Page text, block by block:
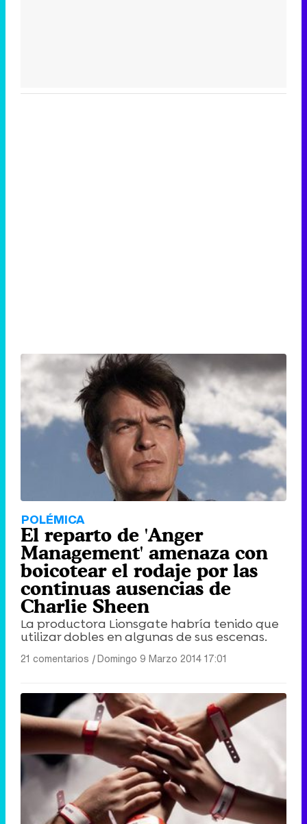
POLÉMICA
El reparto de 'Anger
Management' amenaza con
boicotear el rodaje por las
continuas ausencias de
Charlie Sheen
La productora Lionsgate habría tenido que
utilizar dobles en algunas de sus escenas.
21 comentarios |Domingo 9 Marzo 2014 17:01